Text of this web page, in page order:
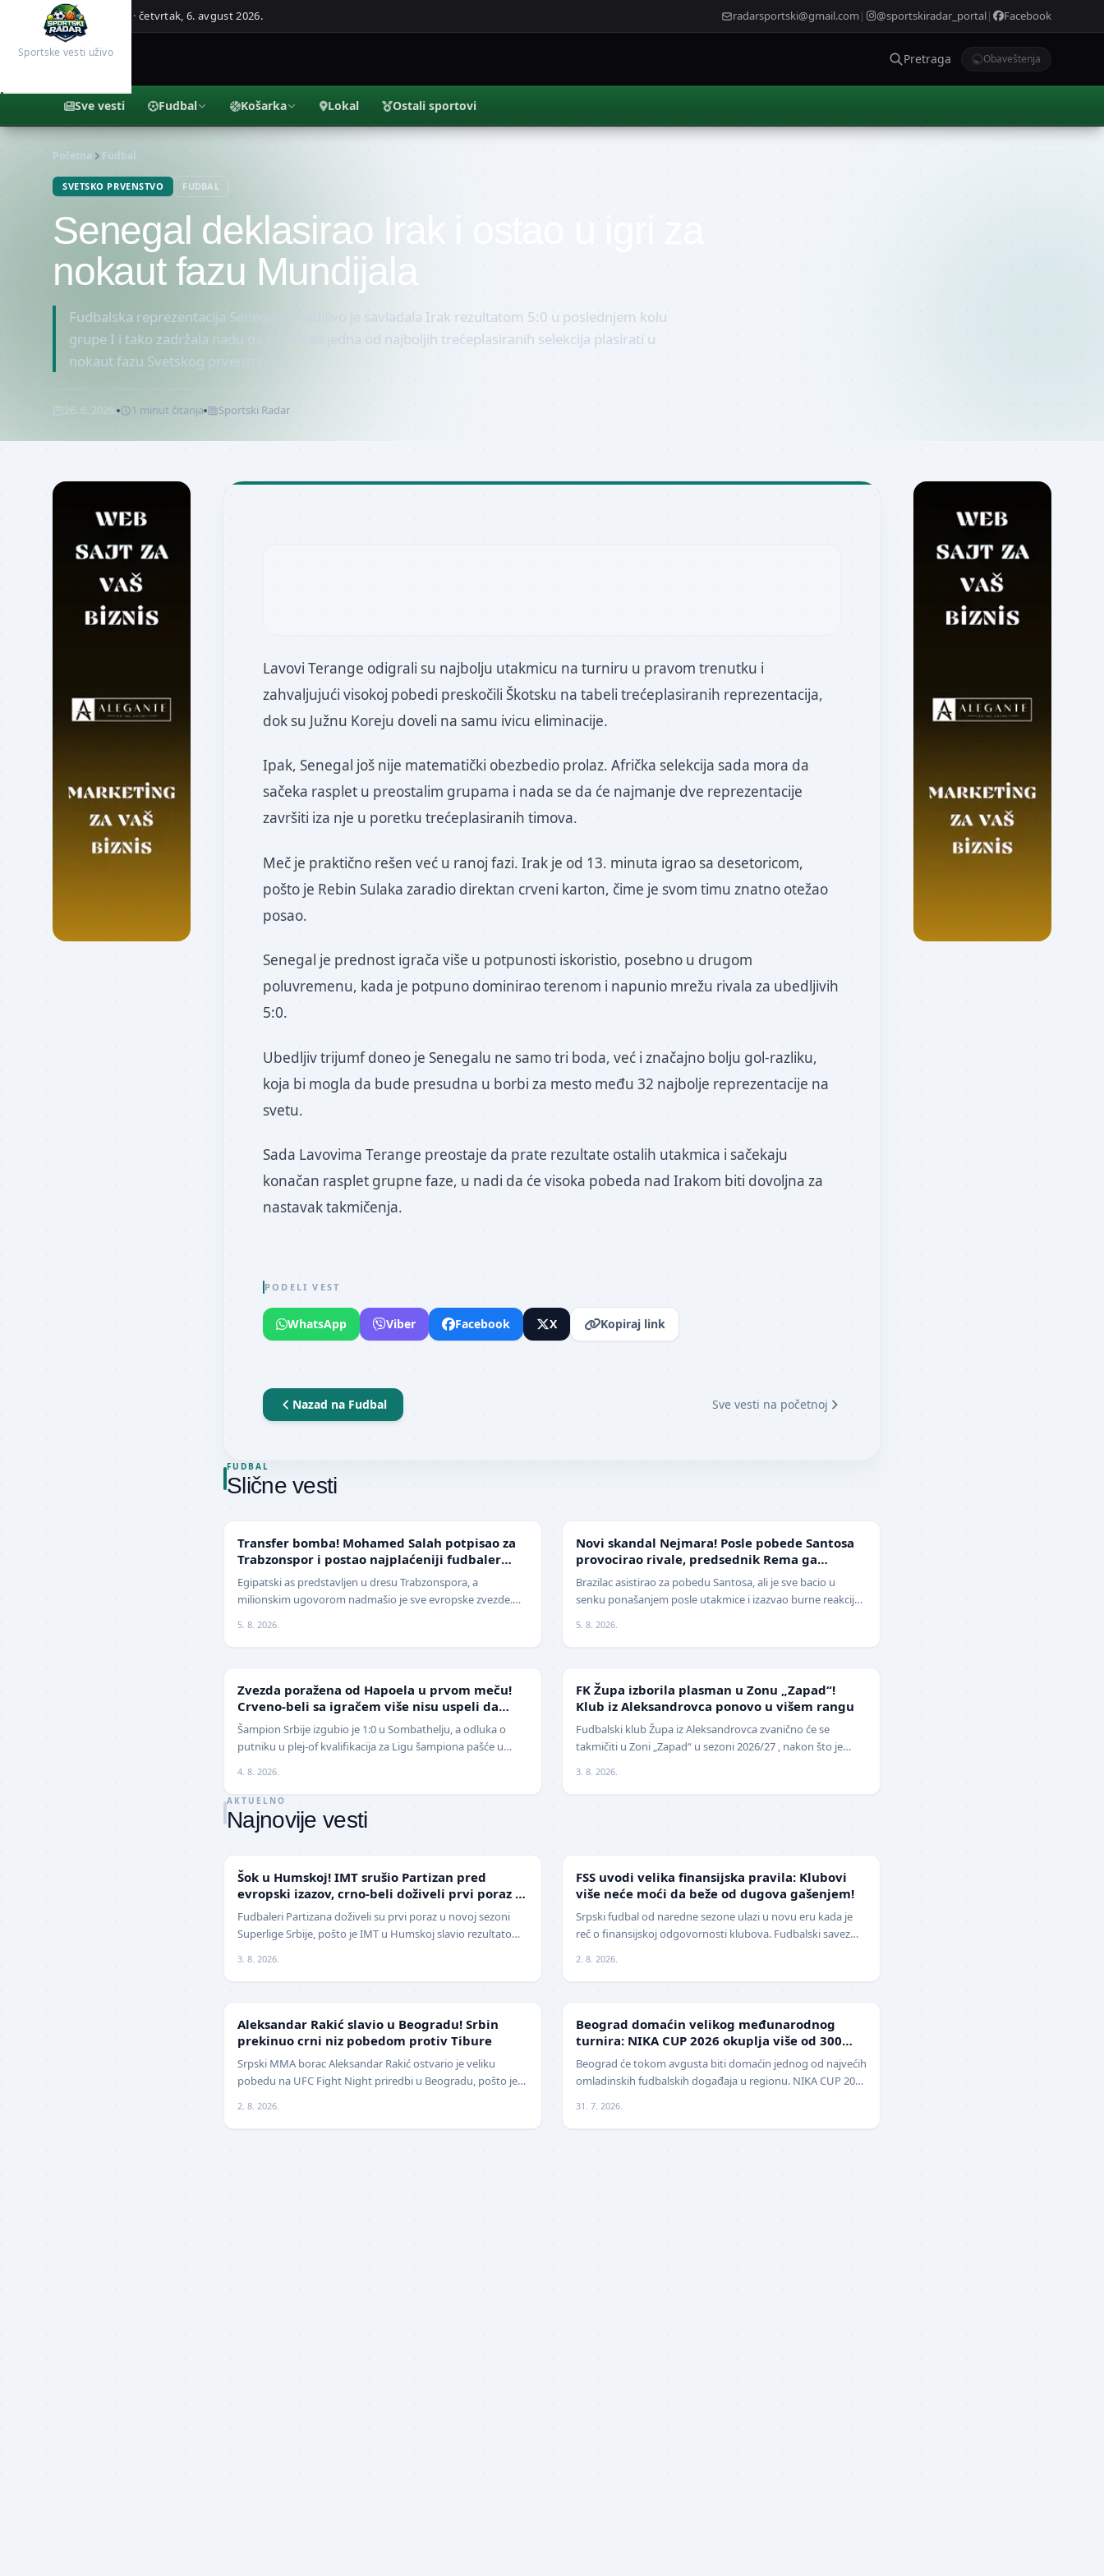
Sportske vesti uživo
Beograd, Srbija · četvrtak, 6. avgust 2026. radarsportski@gmail.com | @sportskiradar_portal| Facebook
Pretraga Obaveštenja
Sve vesti Fudbal Košarka Lokal Ostali sportovi
Početna Fudbal
SVETSKO PRVENSTVO FUDBAL
Senegal deklasirao Irak i ostao u igri za
nokaut fazu Mundijala
Fudbalska reprezentacija Senegala ubedljivo je savladala Irak rezultatom 5:0 u poslednjem kolu
grupe I i tako zadržala nadu da će se kao jedna od najboljih trećeplasiranih selekcija plasirati u
nokaut fazu Svetskog prvenstva.
26. 6. 2026. 1 minut čitanja Sportski Radar
Lavovi Terange odigrali su najbolju utakmicu na turniru u pravom trenutku i
zahvaljujući visokoj pobedi preskočili Škotsku na tabeli trećeplasiranih reprezentacija,
dok su Južnu Koreju doveli na samu ivicu eliminacije.
Ipak, Senegal još nije matematički obezbedio prolaz. Afrička selekcija sada mora da
sačeka rasplet u preostalim grupama i nada se da će najmanje dve reprezentacije
završiti iza nje u poretku trećeplasiranih timova.
Meč je praktično rešen već u ranoj fazi. Irak je od 13. minuta igrao sa desetoricom,
pošto je Rebin Sulaka zaradio direktan crveni karton, čime je svom timu znatno otežao
posao.
Senegal je prednost igrača više u potpunosti iskoristio, posebno u drugom
poluvremenu, kada je potpuno dominirao terenom i napunio mrežu rivala za ubedljivih
5:0.
Ubedljiv trijumf doneo je Senegalu ne samo tri boda, već i značajno bolju gol-razliku,
koja bi mogla da bude presudna u borbi za mesto među 32 najbolje reprezentacije na
svetu.
Sada Lavovima Terange preostaje da prate rezultate ostalih utakmica i sačekaju
konačan rasplet grupne faze, u nadi da će visoka pobeda nad Irakom biti dovoljna za
nastavak takmičenja.
PODELI VEST
WhatsApp Viber Facebook X Kopiraj link
Nazad na Fudbal Sve vesti na početnoj
FUDBAL
Slične vesti
Transfer bomba! Mohamed Salah potpisao za
Trabzonspor i postao najplaćeniji fudbaler
Evrope
Egipatski as predstavljen u dresu Trabzonspora, a
milionskim ugovorom nadmašio je sve evropske zvezde.
5. 8. 2026.
Novi skandal Nejmara! Posle pobede Santosa
provocirao rivale, predsednik Rema ga
žestoko isprozivao: "Bitanga i klovn!" (VIDEO)
Brazilac asistirao za pobedu Santosa, ali je sve bacio u
senku ponašanjem posle utakmice i izazvao burne reakcije.
5. 8. 2026.
Zvezda poražena od Hapoela u prvom meču!
Crveno-beli sa igračem više nisu uspeli da
izbegnu poraz
Šampion Srbije izgubio je 1:0 u Sombathelju, a odluka o
putniku u plej-of kvalifikacija za Ligu šampiona pašće u
4. 8. 2026.
NIŽE LIGE
FK Župa izborila plasman u Zonu „Zapad“!
Klub iz Aleksandrovca ponovo u višem rangu
Fudbalski klub Župa iz Aleksandrovca zvanično će se
takmičiti u Zoni „Zapad“ u sezoni 2026/27 , nakon što je
3. 8. 2026.
AKTUELNO
Najnovije vesti
SUPERLIGA
Šok u Humskoj! IMT srušio Partizan pred
evropski izazov, crno-beli doživeli prvi poraz u
sezoni
Fudbaleri Partizana doživeli su prvi poraz u novoj sezoni
Superlige Srbije, pošto je IMT u Humskoj slavio rezultatom
3. 8. 2026.
FSS uvodi velika finansijska pravila: Klubovi
više neće moći da beže od dugova gašenjem!
Srpski fudbal od naredne sezone ulazi u novu eru kada je
reč o finansijskoj odgovornosti klubova. Fudbalski savez
2. 8. 2026.
Aleksandar Rakić slavio u Beogradu! Srbin
prekinuo crni niz pobedom protiv Tibure
Srpski MMA borac Aleksandar Rakić ostvario je veliku
pobedu na UFC Fight Night priredbi u Beogradu, pošto je
2. 8. 2026.
Beograd domaćin velikog međunarodnog
turnira: NIKA CUP 2026 okuplja više od 300
klubova
Beograd će tokom avgusta biti domaćin jednog od najvećih
omladinskih fudbalskih događaja u regionu. NIKA CUP 2026
31. 7. 2026.